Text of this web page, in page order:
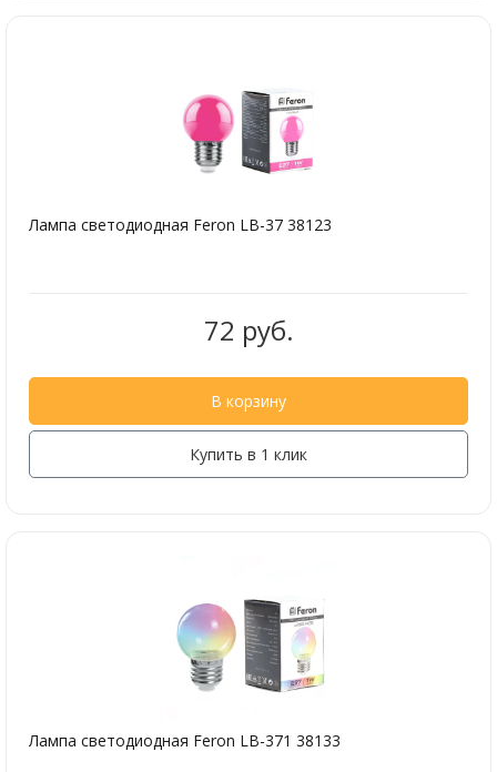
Лампа светодиодная Feron LB-37 38123
72 руб.
В корзину
Купить в 1 клик
Лампа светодиодная Feron LB-371 38133